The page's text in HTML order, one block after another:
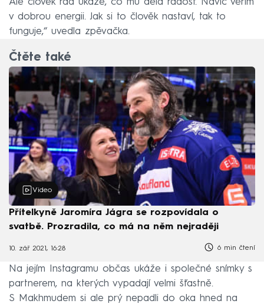
v dobrou energii. Jak si to člověk nastaví, tak to
funguje,“ uvedla zpěvačka.
Čtěte také
Video
Přítelkyně Jaromíra Jágra se rozpovídala o
svatbě. Prozradila, co má na něm nejraději
10. zář 2021, 16:28 6 min čtení
Na jejím Instagramu občas ukáže i společné snímky s
partnerem, na kterých vypadají velmi šťastně.
S Makhmudem si ale prý nepadli do oka hned na